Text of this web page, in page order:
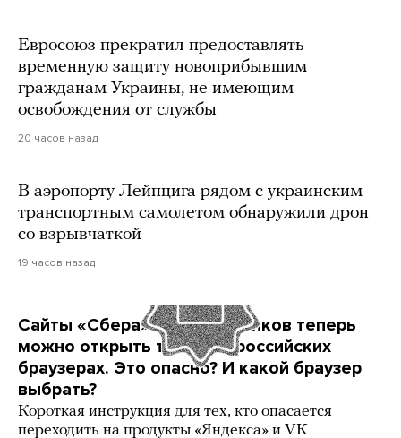
Евросоюз прекратил предоставлять
временную защиту новоприбывшим
гражданам Украины, не имеющим
освобождения от службы
20 часов назад
В аэропорту Лейпцига рядом с украинским
транспортным самолетом обнаружили дрон
со взрывчаткой
19 часов назад
Сайты «Сбера» и других банков теперь
можно открыть только в российских
браузерах. Это опасно? И какой браузер
выбрать?
Короткая инструкция для тех, кто опасается
переходить на продукты «Яндекса» и VK